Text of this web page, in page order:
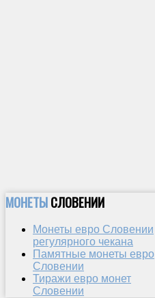
МОНЕТЫСЛОВЕНИИ
Монеты евро Словении
регулярного чекана
Памятные монеты евро
Словении
Тиражи евро монет
Словении